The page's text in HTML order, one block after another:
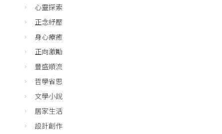
心靈探索
正念紓壓
身心療癒
正向激勵
豐盛順流
哲學省思
文學小說
居家生活
設計創作